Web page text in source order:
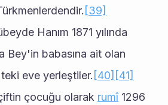
[39]
Hanım 1871 yılında
Bey'in babasına ait olan
eve yerleştiler. [40] [41]
çocuğu olarak rumî 1296